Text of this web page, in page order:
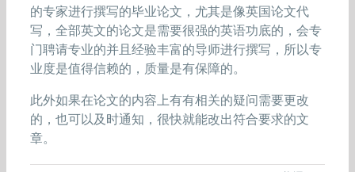
的专家进行撰写的毕业论文，尤其是像英国论文代
写，全部英文的论文是需要很强的英语功底的，会专
门聘请专业的并且经验丰富的导师进行撰写，所以专
业度是值得信赖的，质量是有保障的。
此外如果在论文的内容上有有相关的疑问需要更改
的，也可以及时通知，很快就能改出符合要求的文
章。